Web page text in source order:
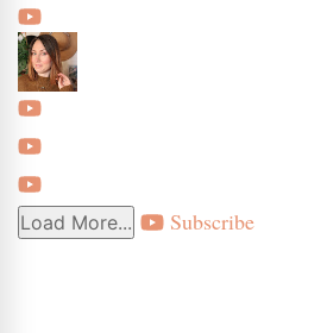
Load More... Subscribe